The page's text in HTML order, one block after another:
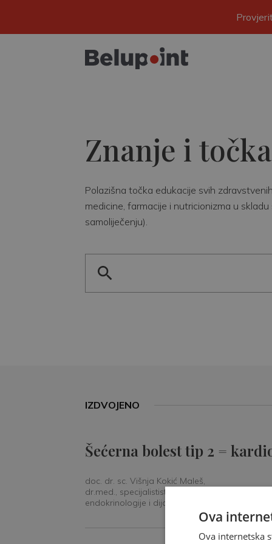
Znanje i točka
Polazišna točka edukacije svih
medicine, farmacije i nutricionizma u
samoliječenju).
IZDVOJENO
Šećerna bolest tip 2 =
doc. dr. sc. Višnja Kokić Maleš,
dr.med., specijalististica
endokrinologije i dijabetologije
Ova
Ova internetska